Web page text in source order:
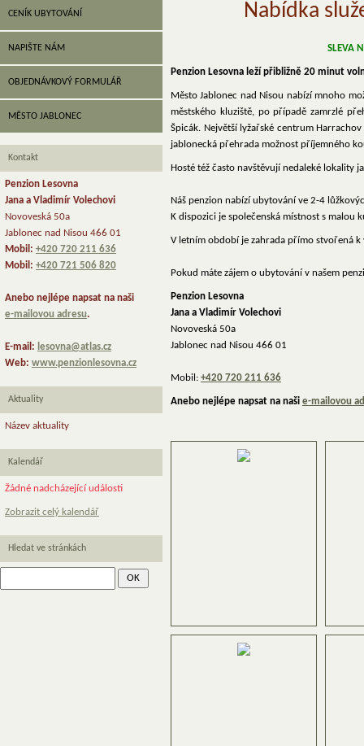
Nabídka
SLEVA
Penzion Lesovna leží přibližně 20 minut
Město Jablonec nad Nisou nabízí mnoho
městského kluziště, po případě zamrzlé
Špicák. Největší lyžařské centrum
jablonecká přehrada možnost příjemného
Hosté též často navštěvují nedaleké lokality
Náš penzion nabízí ubytování ve 2-4
K dispozici je společenská místnost s malou
V letním období je zahrada přímo stvořená
Pokud máte zájem o ubytování v našem
Penzion Lesovna
Jana a Vladimír Volechovi
Novoveská 50a
Jablonec nad Nisou 466 01
Mobil: +420 720 211 636
Anebo nejlépe napsat na naši e-mailovou
CENÍK UBYTOVÁNÍ
NAPIŠTE NÁM
OBJEDNÁVKOVÝ FORMULÁŘ
MĚSTO JABLONEC
Kontakt
Penzion Lesovna
Jana a Vladimír Volechovi
Novoveská 50a
Jablonec nad Nisou 466 01
Mobil: +420 720 211 636
Mobil: +420 721 506 820
Anebo nejlépe napsat na naši
e-mailovou adresu.
E-mail: lesovna@atlas.cz
Web: www.penzionlesovna.cz
Aktuality
Název aktuality
Kalendář
Žádné nadcházející události
Zobrazit celý kalendář
Hledat ve stránkách